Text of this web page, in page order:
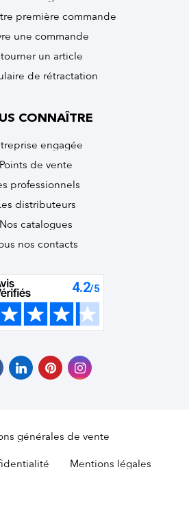
première commande
une commande
un article
de rétractation
CONNAÎTRE
engagée
Points de vente
professionnels
distributeurs
Nos catalogues
nos contacts
générales de vente
Mentions légales